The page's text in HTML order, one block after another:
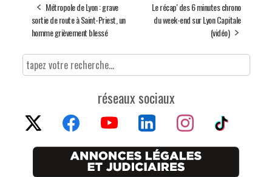
Métropole de Lyon : grave
sortie de route à Saint-Priest, un
homme grièvement blessé
Le récap' des 6 minutes chrono
du week-end sur Lyon Capitale
(vidéo)
réseaux sociaux